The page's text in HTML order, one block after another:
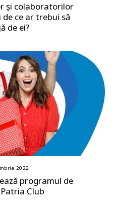
și colaboratorilor
ce ar trebui să
de ei?
2022
programul de
Club